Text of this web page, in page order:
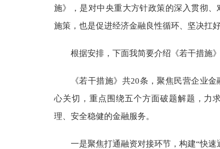
施》，是对中央重大方针政策的深入贯彻
施策，也是促进经济金融良性循环、坚决扛
根据安排，下面我简要介绍《若干措施
《若干措施》共20条，聚焦民营企业
心关切，重点围绕五个方面破题解题，力
理、安全稳健的金融服务。
一是聚焦打通融资对接环节，构建“快